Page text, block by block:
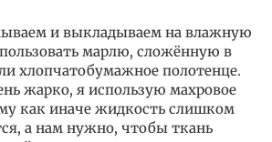
и выкладываем на влажную
марлю, сложённую в
хлопчатобумажное полотенце.
жарко, я использую махровое
как иначе жидкость слишком
а нам нужно, чтобы ткань